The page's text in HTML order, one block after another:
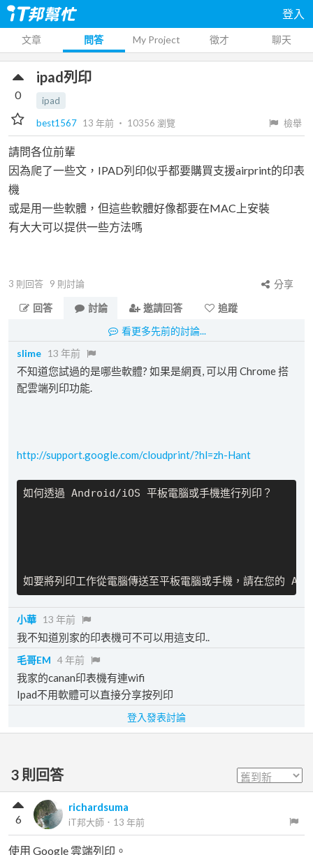
登入
文章 問答 My Project 徵才 聊天
ipad列印
ipad
best1567 13 年前 ‧ 10356 瀏覽 檢舉
0
請問各位前輩
因為爬了一些文，IPAD列印似乎都要購買支援airprint的印表
機
或是用一些軟體，但這些軟體好像都要在MAC上安裝
有大大可以提供一些方法嗎
3 則回答 9 則討論
分享
回答
討論 邀請回答
追蹤
看更多先前的討論...
slime 13 年前
不知道您試過的是哪些軟體? 如果是網頁, 可以用 Chrome 搭
配雲端列印功能.
http://support.google.com/cloudprint/?hl=zh-Hant
如要將列印工作從電腦傳送至平板電腦或手機，請在您的
小華 13 年前
我不知道別家的印表機可不可以用這支印..
毛哥EM 4 年前
我家的canan印表機有連wifi
Ipad不用軟體可以直接分享按列印
登入發表討論
3 則回答
richardsuma
iT邦大師 ． 13 年前
6
使用 Google 雲端列印。